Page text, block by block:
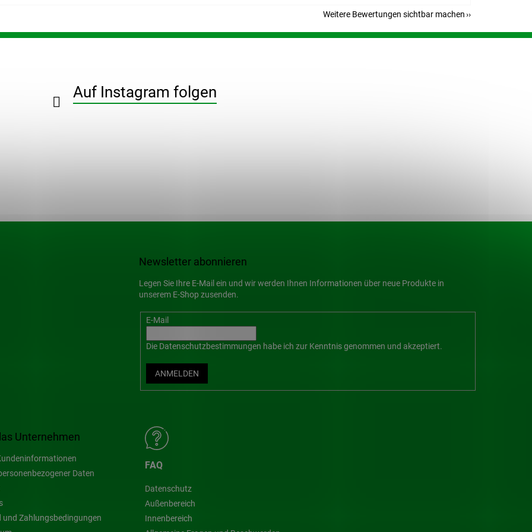
Weitere Bewertungen sichtbar machen
Unternehmen
Daten
und Zahlungsbedingungen
Auf Instagram folgen
FAQ
Datenschutz
Außenbereich
Innenbereich
Newsletter abonnieren
Legen Sie Ihre E-Mail ein und wir werden Ihnen Informationen über neue Produkte in
unserem E-Shop zusenden.
E-Mail
Die Datenschutzbestimmungen habe ich zur Kenntnis genommen und akzeptiert.
ANMELDEN